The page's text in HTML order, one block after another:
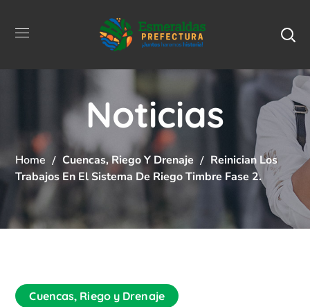
Noticias
Home Cuencas, Riego Y Drenaje
Reinician Los
Trabajos En El Sistema De Riego Timbre Fase 2.
Cuencas, Riego y Drenaje